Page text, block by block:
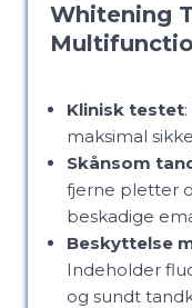
Whitening
Klinisk testet
maksimal
Skånsom
fjerne pletter
beskadige
Beskyttelse
Indeholder
og sundt